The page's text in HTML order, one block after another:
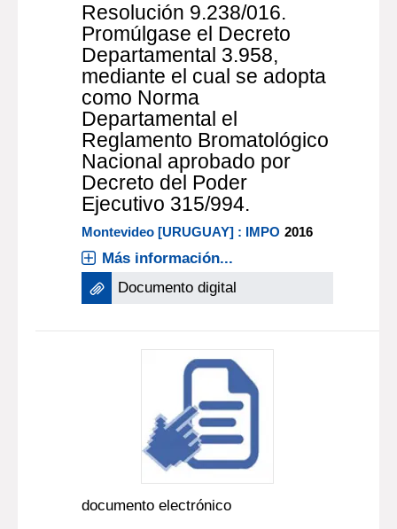
Resolución 9.238/016.
Promúlgase el Decreto
Departamental 3.958,
mediante el cual se adopta
como Norma
Departamental el
Reglamento Bromatológico
Nacional aprobado por
Decreto del Poder
Ejecutivo 315/994.
Montevideo [URUGUAY] : IMPO 2016
Más información...
Documento digital
documento electrónico